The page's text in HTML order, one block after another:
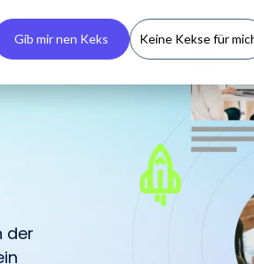
Gib mir nen Keks Keine Kekse für
und
Kampagnen
IROIN® ermöglicht es
Eine Übersicht zu allen
Kontaktiere uns
Trete mit uns in Kontakt
der